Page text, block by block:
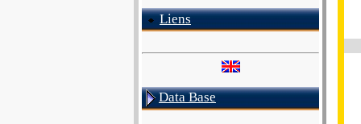
Liens
Data Base